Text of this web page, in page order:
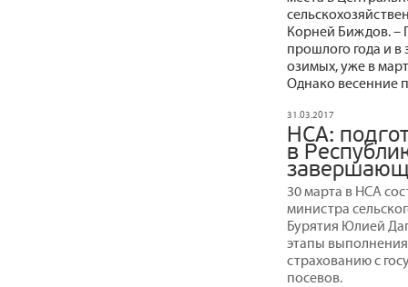
Корней Биждов. –
прошлого года и в
озимых, уже в
Однако весенние
31.03.2017
НСА:
в
30 марта в НСА
министра
Бурятия Юлией
этапы
страхованию с
посевов.